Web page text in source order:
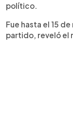
político.
Fue hasta el 15
partido, reveló el